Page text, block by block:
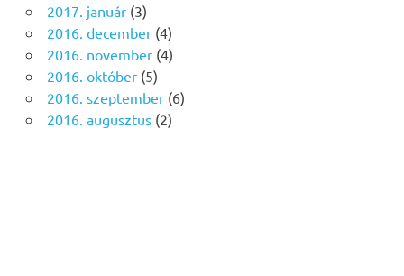
2017. január(3)
2016. december(4)
2016. november(4)
2016. október(5)
2016. szeptember(6)
2016. augusztus(2)